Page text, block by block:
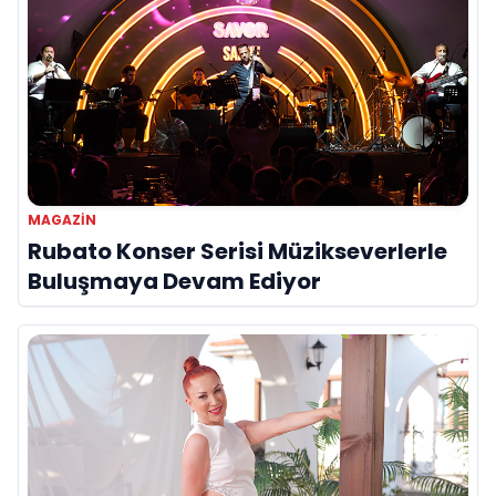
Yarışmanın jüri üyelerinden Cemcem
Kuyumculuk adına konuşan Nazan
MAGAZIN
Rubato Konser Serisi Müzikseverlerle
Buluşmaya Devam Ediyor